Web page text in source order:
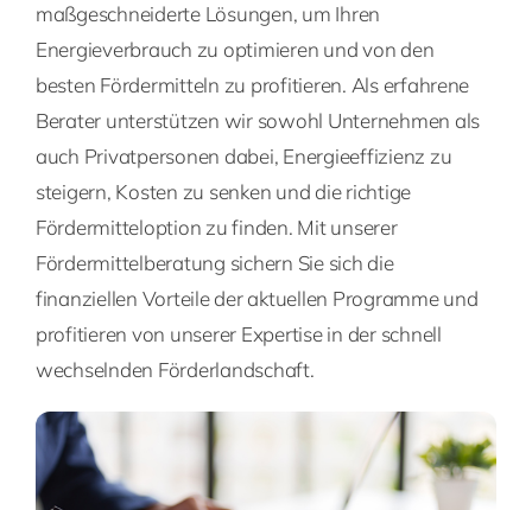
maßgeschneiderte Lösungen, um Ihren
Energieverbrauch zu optimieren und von den
besten Fördermitteln zu profitieren. Als erfahrene
Berater unterstützen wir sowohl Unternehmen als
auch Privatpersonen dabei, Energieeffizienz zu
steigern, Kosten zu senken und die richtige
Fördermitteloption zu finden. Mit unserer
Fördermittelberatung sichern Sie sich die
finanziellen Vorteile der aktuellen Programme und
profitieren von unserer Expertise in der schnell
wechselnden Förderlandschaft.